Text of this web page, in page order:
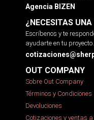
Agencia BIZEN
¿NECESITAS
Escríbenos y te
ayudarte en tu proyecto.
OUT COMPANY
Sobre Out Company
Términos y Condiciones
Devoluciones
Cotizaciones y ventas